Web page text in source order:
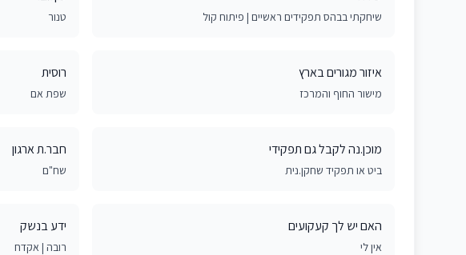
שיחקתי בבהס תפקידים ראשיים | פיתוח קול טנור
איזור מגורים בארץ
מישור החוף והמרכז
רוסית
שפת אם
מוכן.נה לקבל גם תפקידי
ביט או תפקיד שחקן.נית
חבר.ת ארגון
שח"ם
האם יש לך קעקועים
אין לי
ידע בנשק
רובה | אקדח